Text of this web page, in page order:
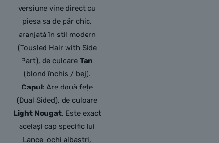
versiune vine direct cu
piesa sa de păr chic,
aranjată în stil modern
(Tousled Hair with Side
Part), de culoareTan
(blond închis / bej).
Capul:Are două fețe
(Dual Sided), de culoare
Light Nougat. Este exact
același cap specific lui
Lance: ochi albaștri,